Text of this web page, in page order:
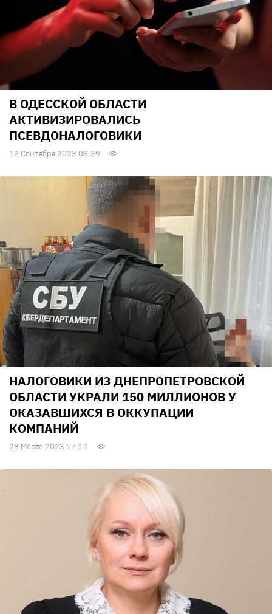
В ОДЕССКОЙ ОБЛАСТИ
АКТИВИЗИРОВАЛИСЬ
ПСЕВДОНАЛОГОВИКИ
12 Сентября 2023 08:39
НАЛОГОВИКИ ИЗ ДНЕПРОПЕТРОВСКОЙ
ОБЛАСТИ УКРАЛИ 150 МИЛЛИОНОВ У
ОКАЗАВШИХСЯ В ОККУПАЦИИ
КОМПАНИЙ
28 Марта 2023 17:19